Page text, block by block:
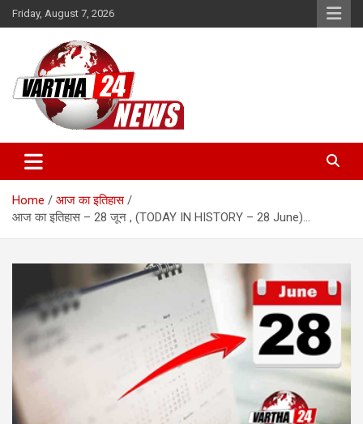
Skip
to
Friday, August 7, 2026
Vartha 24
Home
आज का इतिहास
आज का इतिहास – 28 जून , (TODAY IN HISTORY – 28 June)…